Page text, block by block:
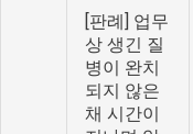
[판례] 업무
상 생긴 질
병이 완치
되지 않은
채 시간이